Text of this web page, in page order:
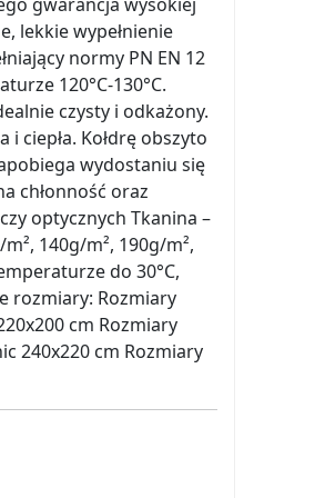
lekkie wypełnienie
normy PN EN 12
120°C-130°C.
czysty i odkażony.
ciepła. Kołdrę obszyto
wydostaniu się
chłonność oraz
optycznych Tkanina –
140g/m², 190g/m²,
do 30°C,
rozmiary: Rozmiary
cm Rozmiary
240x220 cm Rozmiary